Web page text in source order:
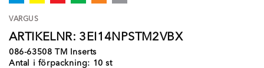
VARGUS
ARTIKELNR: 3EI14NPSTM2VBX
086-63508 TM Inserts
Antal i förpackning: 10 st